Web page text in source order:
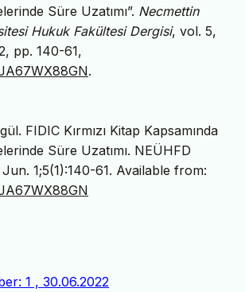
Süre Uzatımı”. Necmettin
Hukuk Fakültesi Dergisi, vol. 5,
pp. 140-61,
.
FIDIC Kırmızı Kitap Kapsamında
Süre Uzatımı. NEÜHFD
1;5(1):140-61. Available from:
1 , 30.06.2022